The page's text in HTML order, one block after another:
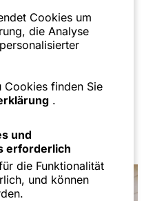
Cookies um
die Analyse
Cookies finden Sie
.
und
erforderlich
die Funktionalität
und können
des
Berlin 1995
85/23“, LMK 2025,
Naumoski)
Reform des
1058 ff. (gemeinsam mit
Vollmerhausen)
in der Insolvenz“, ZIP
mit Alexander Rickelt)
von
ZPG 2024, S. 41